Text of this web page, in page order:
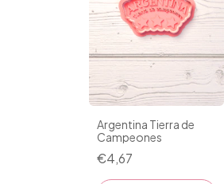
Argentina Tierra de
Campeones
€4,67